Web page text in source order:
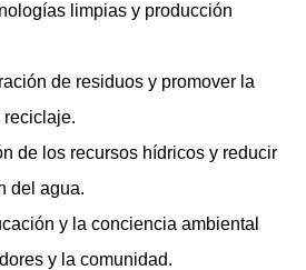
limpias y producción
de residuos y promover la
reciclaje.
de los recursos hídricos y reducir
del agua.
y la conciencia ambiental
y la comunidad.